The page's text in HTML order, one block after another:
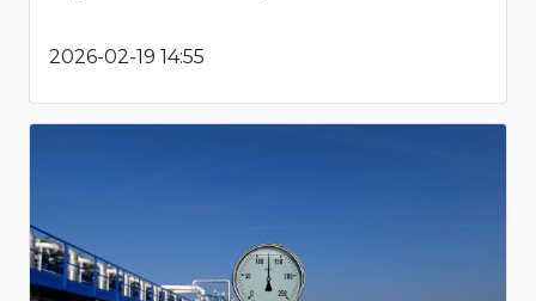
2026-02-19 14:55